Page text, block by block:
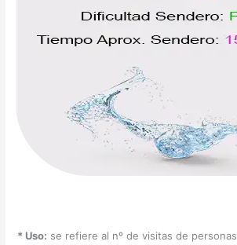
* Uso: se refiere al nº de visitas de personas